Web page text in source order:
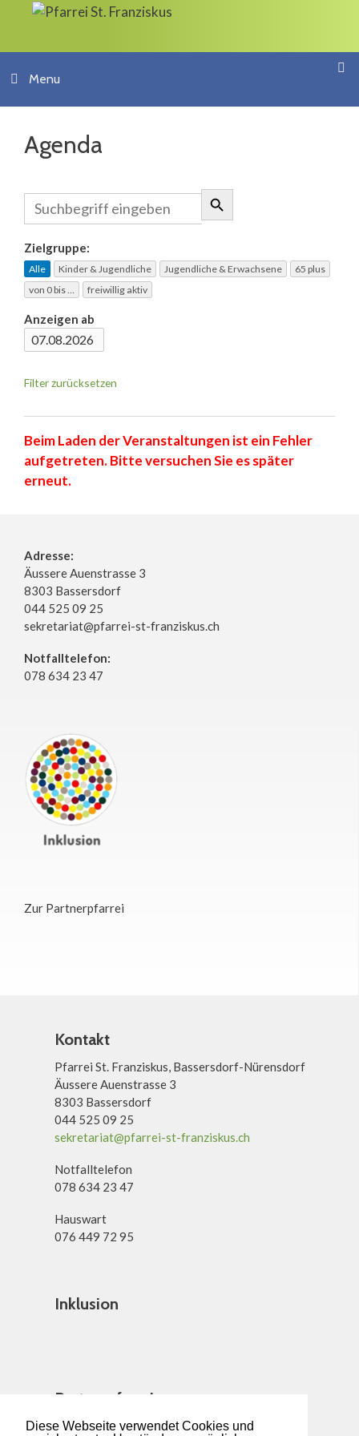
Diese Webseite verwendet Cookies und
Springe
Inhalt
Menu
Agenda
Zielgruppe:
Alle Kinder & Jugendliche Jugendliche & Erwachsene
65 plus
von 0 bis …
freiwillig aktiv
Anzeigen ab
Filter zurücksetzen
Beim Laden der Veranstaltungen ist ein Fehler
aufgetreten. Bitte versuchen Sie es später
erneut.
Adresse:
Äussere Auenstrasse 3
8303 Bassersdorf
044 525 09 25
sekretariat@pfarrei-st-franziskus.ch
Notfalltelefon:
078 634 23 47
Zur Partnerpfarrei
Kontakt
Pfarrei St. Franziskus, Bassersdorf-Nürensdorf
Äussere Auenstrasse 3
8303 Bassersdorf
044 525 09 25
sekretariat@pfarrei-st-franziskus.ch
Notfalltelefon
078 634 23 47
Hauswart
076 449 72 95
Inklusion
Partnerpfarrei